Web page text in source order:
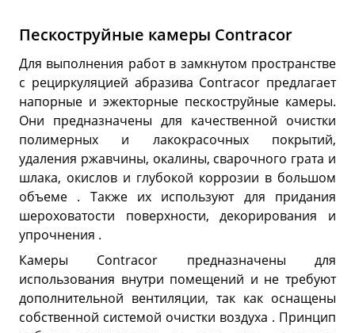
Пескоструйные камеры Contracor
Для выполнения работ в замкнутом пространстве
с рециркуляцией абразива Contracor предлагает
напорные и эжекторные пескоструйные камеры.
Они предназначены для качественной очистки
полимерных и лакокрасочных покрытий,
удаления ржавчины, окалины, сварочного грата и
шлака, окислов и глубокой коррозии в большом
объеме . Также их используют для придания
шероховатости поверхности, декорирования и
упрочнения .
Камеры Contracor предназначены для
использования внутри помещений и не требуют
дополнительной вентиляции, так как оснащены
собственной системой очистки воздуха . Принцип